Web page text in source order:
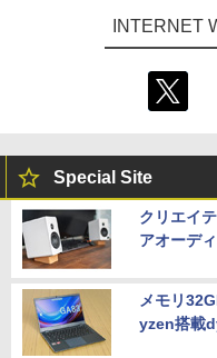
INTERNET
Special Site
クリエイ
アオーデ
メモリ
yzen搭載